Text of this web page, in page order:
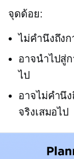
จุดด้อย:
ไม่คำนึงถึง
อาจนำไปสู่
ไป
อาจไม่คำนึ
จริงเสมอไป